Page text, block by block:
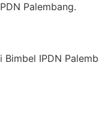
Palembang.
IPDN